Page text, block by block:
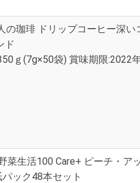
の珈琲 ドリップコーヒー深い
ド
ｇ(7g×50袋) 賞味期限:2022
菜生活100 Care+ ピーチ・ア
ック48本セット